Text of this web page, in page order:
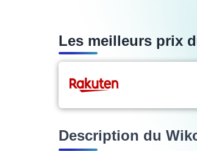
Les meilleurs prix
Description du